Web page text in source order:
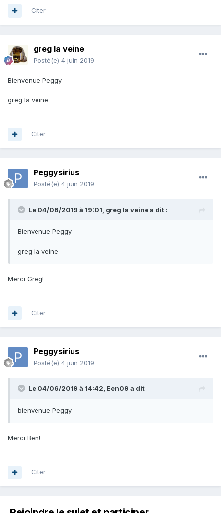
Citer
greg la veine
Posté(e) 4 juin 2019
Bienvenue Peggy
greg la veine
Citer
Peggysirius
Posté(e) 4 juin 2019
Le 04/06/2019 à 19:01, greg la veinea dit :
Bienvenue Peggy
greg la veine
Merci Greg!
Citer
Peggysirius
Posté(e) 4 juin 2019
Le 04/06/2019 à 14:42, Ben09 a dit :
bienvenue Peggy .
Merci Ben!
Citer